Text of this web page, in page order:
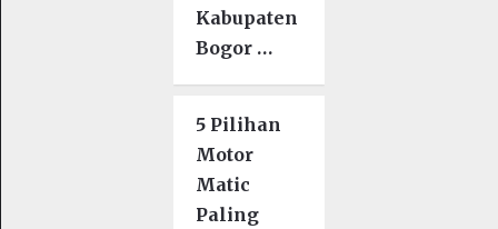
Kabupaten
Bogor …
5 Pilihan
Motor
Matic
Paling